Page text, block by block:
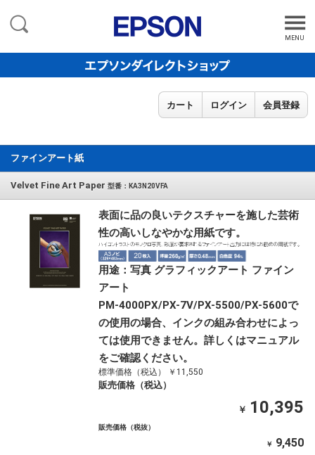
MENU
カート ログイン 会員登録
ファインアート紙
Velvet Fine Art Paper 型番：KA3N20VFA
表面に品の良いテクスチャーを施した芸術
性の高いしなやかな用紙です。
用途：写真 グラフィックアート ファイン
アート
PM-4000PX/PX-7V/PX-5500/PX-5600で
の使用の場合、インクの組み合わせによっ
ては使用できません。詳しくはマニュアル
をご確認ください。
標準価格（税込） ￥11,550
販売価格（税込）
￥ 10,395
販売価格（税抜）
￥ 9,450